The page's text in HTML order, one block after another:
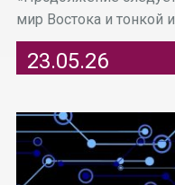
мир Востока и тонкой
23.05.26